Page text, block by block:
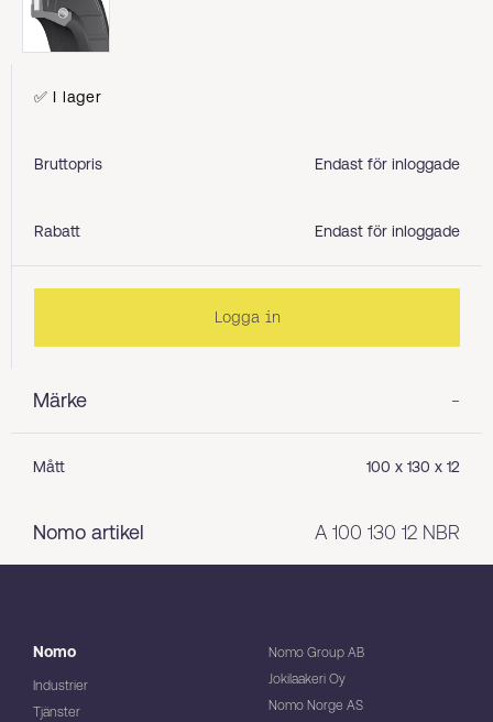
Märke -
Mått 100 x 130 x 12
Nomo artikel A 100 130 12 NBR
✅ I lager
Bruttopris Endast för inloggade
Rabatt Endast för inloggade
Logga in
Nomo
Industrier
Tjänster
Nomo Group AB
Jokilaakeri Oy
Nomo Norge AS